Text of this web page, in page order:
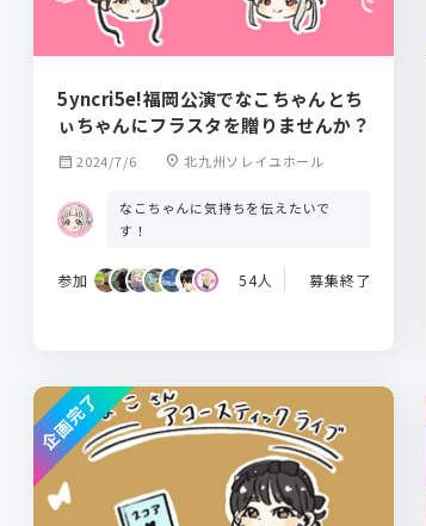
5yncri5e!福岡公演でなこちゃんとち
ぃちゃんにフラスタを贈りませんか？
calendar_month 2024/7/6 location_on 北九州ソレイユホール
なこちゃんに気持ちを伝えたいで
す！
参加 54人 募集終了
企画完了